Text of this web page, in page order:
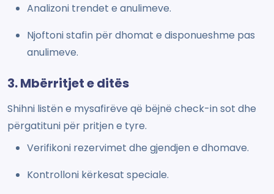
Analizoni trendet e anulimeve.
Njoftoni stafin për dhomat e disponueshme pas
anulimeve.
3. Mbërritjet e ditës
Shihni listën e mysafirëve që bëjnë check-in sot dhe
përgatituni për pritjen e tyre.
Verifikoni rezervimet dhe gjendjen e dhomave.
Kontrolloni kërkesat speciale.